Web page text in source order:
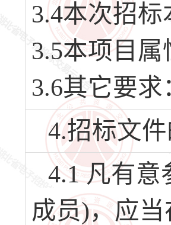
3.4本次招
3.5本项目
3.6其它要求
4.招标文
4.1 凡有
成员)，应